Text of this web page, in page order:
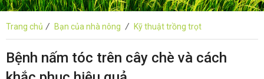
Trang chủ / Bạn của nhà nông / Kỹ thuật trồng trọt
Bệnh nấm tóc trên cây chè và cách